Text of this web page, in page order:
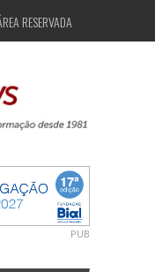
RESERVADA
PUB